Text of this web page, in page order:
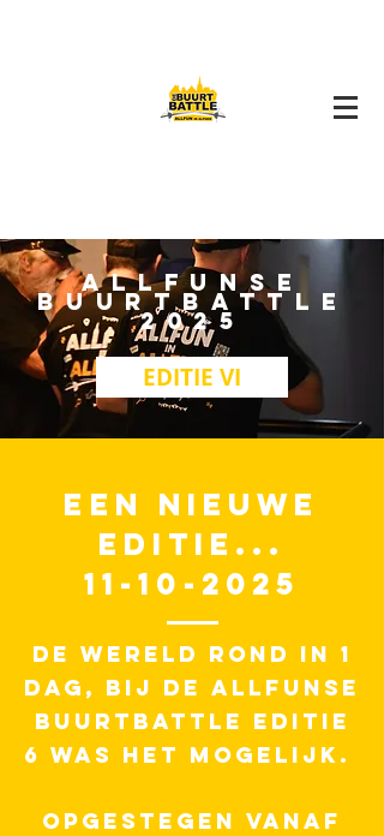
ALLFUNSE
BUURTBATTLE
2025
EDITIE VI
EEN NIEUWE
EDITIE...
11-10-2025
De wereld rond in 1
dag, bij de allfunse
buurtbattle editie
6 was het mogelijk.
Opgestegen vanaf